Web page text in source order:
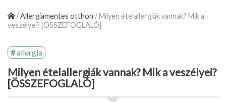
/Allergiamentes otthon /Milyen ételallergiák vannak? Mik a
veszélyei? [ÖSSZEFOGLALÓ]
allergia
Milyen ételallergiák vannak? Mik a veszélyei?
[ÖSSZEFOGLALÓ]